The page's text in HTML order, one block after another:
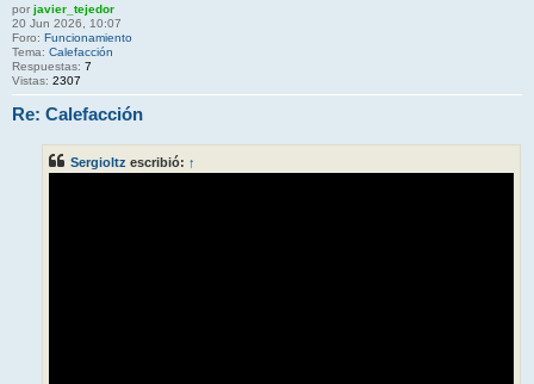
por javier_tejedor
20 Jun 2026, 10:07
Foro: Funcionamiento
Tema: Calefacción
Respuestas: 7
Vistas: 2307
Re: Calefacción
Sergioltz escribió: ↑